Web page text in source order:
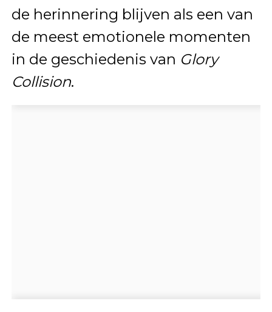
de herinnering blijven als een van
de meest emotionele momenten
in de geschiedenis van Glory
Collision.